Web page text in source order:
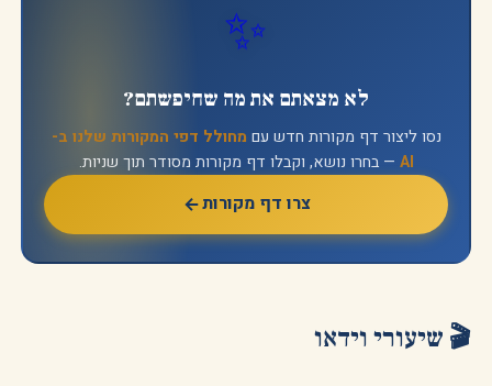
✨
לא מצאתם את מה שחיפשתם?
נסו ליצור דף מקורות חדש עם מחולל דפי המקורות שלנו ב-
AI — בחרו נושא, וקבלו דף מקורות מסודר תוך שניות.
צרו דף מקורות
🎬 שיעורי וידאו